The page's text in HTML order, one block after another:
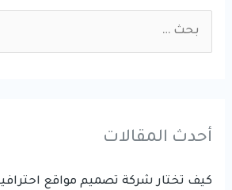
تساعد
المتاجر
c
f
أحدث المقالات
كيف تختار شركة تصميم مواقع